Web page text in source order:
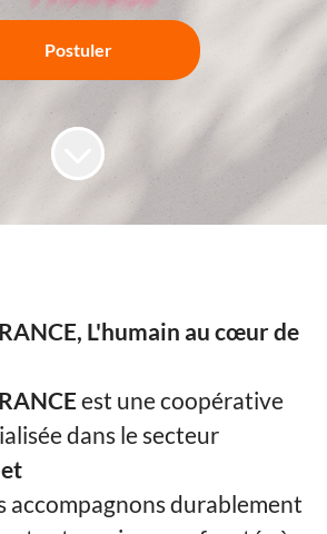
Postuler
L'humain au cœur de
est une coopérative
dans le secteur
accompagnons durablement